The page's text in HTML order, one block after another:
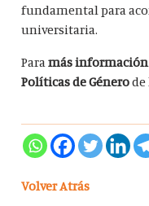
fundamental para
universitaria.
Paramás información
Políticas de Génerode
Volver Atrás